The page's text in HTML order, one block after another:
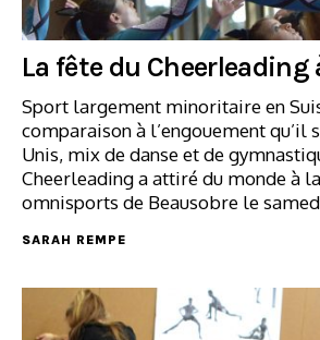
La fête du Cheerleading
Sport largement minoritaire en
comparaison à l’engouement qu’il
Unis, mix de danse et de
Cheerleading a attiré du monde à
omnisports de Beausobre le
SARAH REMPE